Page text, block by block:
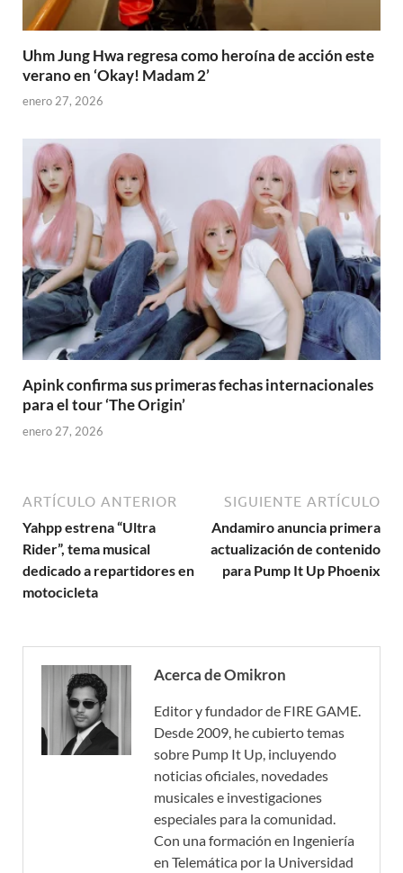
Uhm Jung Hwa regresa como heroína de acción este
verano en ‘Okay! Madam 2’
enero 27, 2026
Apink confirma sus primeras fechas internacionales
para el tour ‘The Origin’
enero 27, 2026
ARTÍCULO ANTERIOR
Yahpp estrena “Ultra
Rider”, tema musical
dedicado a repartidores en
motocicleta
SIGUIENTE ARTÍCULO
Andamiro anuncia primera
actualización de contenido
para Pump It Up Phoenix
Acerca de Omikron
Editor y fundador de FIRE GAME.
Desde 2009, he cubierto temas
sobre Pump It Up, incluyendo
noticias oficiales, novedades
musicales e investigaciones
especiales para la comunidad.
Con una formación en Ingeniería
en Telemática por la Universidad